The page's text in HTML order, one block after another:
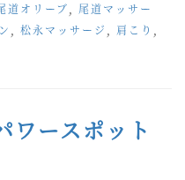
道オリーブ
尾道マッサー
松永マッサージ 肩こり
ースポット